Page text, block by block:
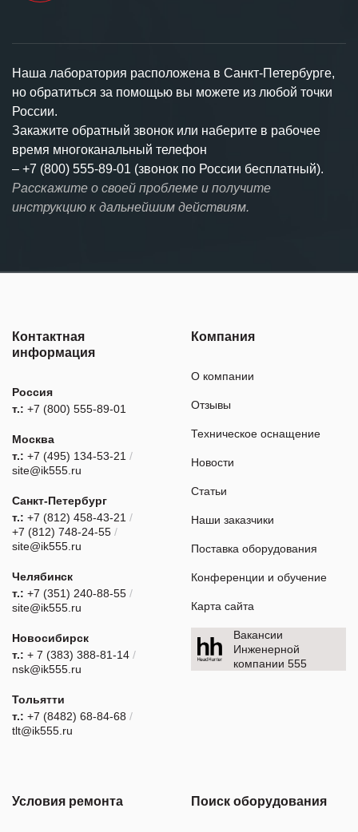
Наша лаборатория расположена в Санкт-Петербурге,
но обратиться за помощью вы можете из любой точки
России.
Закажите обратный звонок или наберите в рабочее
время многоканальный телефон
– +7 (800) 555-89-01 (звонок по России бесплатный).
Расскажите о своей проблеме и получите
инструкцию к дальнейшим действиям.
Контактная
информация
Россия
т.: +7 (800) 555-89-01
Москва
т.: +7 (495) 134-53-21 /
site@ik555.ru
Санкт-Петербург
т.: +7 (812) 458-43-21 /
+7 (812) 748-24-55 /
site@ik555.ru
Челябинск
т.: +7 (351) 240-88-55 /
site@ik555.ru
Новосибирск
т.: + 7 (383) 388-81-14 /
nsk@ik555.ru
Тольятти
т.: +7 (8482) 68-84-68 /
tlt@ik555.ru
Компания
О компании
Отзывы
Техническое оснащение
Новости
Статьи
Наши заказчики
Поставка оборудования
Конференции и обучение
Карта сайта
Вакансии
Инженерной
компании 555
Условия ремонта Поиск оборудования